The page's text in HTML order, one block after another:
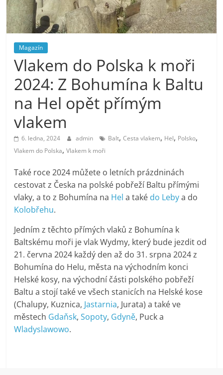
Magazín
Vlakem do Polska k moři
2024: Z Bohumína k Baltu
na Hel opět přímým
vlakem
6. ledna, 2024 admin Balt,Cesta vlakem, Hel, Polsko,
Vlakem do Polska,Vlakem k moři
Také roce 2024 můžete o letních prázdninách
cestovat z Česka na polské pobřeží Baltu přímými
vlaky, a to z Bohumína na Hel a také do Lebya do
Kolobřehu.
Jedním z těchto přímých vlaků z Bohumína k
Baltskému moři je vlak Wydmy, který bude jezdit od
21. června 2024 každý den až do 31. srpna 2024 z
Bohumína do Helu, města na východním konci
Helské kosy, na východní části polského pobřeží
Baltu a stojí také ve všech stanicích na Helské kose
(Chalupy, Kuznica, Jastarnia, Jurata) a také ve
městech Gdaňsk,Sopoty, Gdyně, Puck a
Wladyslawowo.